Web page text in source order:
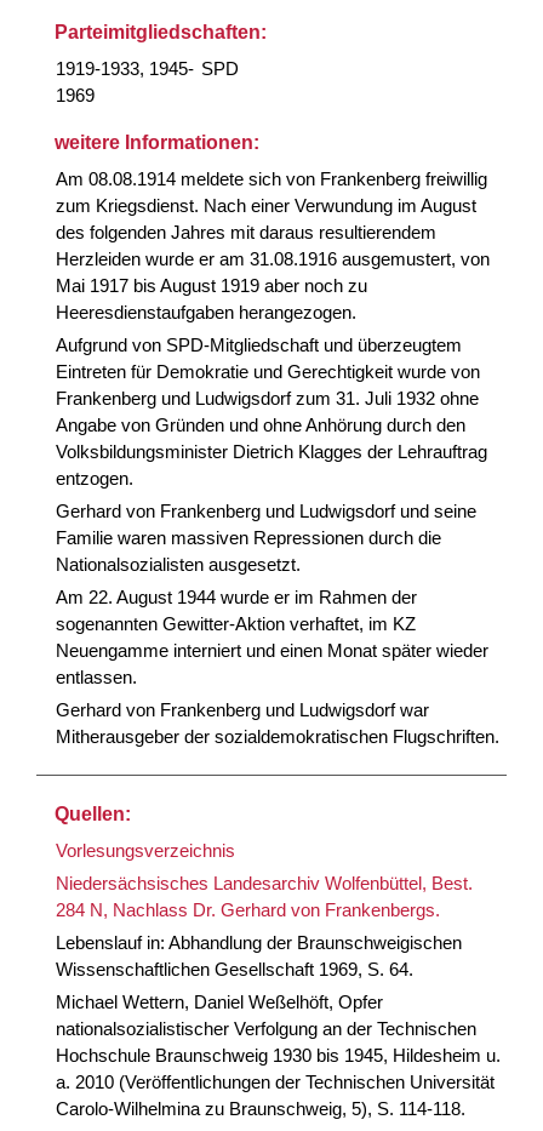
Parteimitgliedschaften:
1919-1933, 1945-
1969
SPD
weitere Informationen:
Am 08.08.1914 meldete sich von Frankenberg freiwillig
zum Kriegsdienst. Nach einer Verwundung im August
des folgenden Jahres mit daraus resultierendem
Herzleiden wurde er am 31.08.1916 ausgemustert, von
Mai 1917 bis August 1919 aber noch zu
Heeresdienstaufgaben herangezogen.
Aufgrund von SPD-Mitgliedschaft und überzeugtem
Eintreten für Demokratie und Gerechtigkeit wurde von
Frankenberg und Ludwigsdorf zum 31. Juli 1932 ohne
Angabe von Gründen und ohne Anhörung durch den
Volksbildungsminister Dietrich Klagges der Lehrauftrag
entzogen.
Gerhard von Frankenberg und Ludwigsdorf und seine
Familie waren massiven Repressionen durch die
Nationalsozialisten ausgesetzt.
Am 22. August 1944 wurde er im Rahmen der
sogenannten Gewitter-Aktion verhaftet, im KZ
Neuengamme interniert und einen Monat später wieder
entlassen.
Gerhard von Frankenberg und Ludwigsdorf war
Mitherausgeber der sozialdemokratischen Flugschriften.
Quellen:
Vorlesungsverzeichnis
Niedersächsisches Landesarchiv Wolfenbüttel, Best.
284 N, Nachlass Dr. Gerhard von Frankenbergs.
Lebenslauf in: Abhandlung der Braunschweigischen
Wissenschaftlichen Gesellschaft 1969, S. 64.
Michael Wettern, Daniel Weßelhöft, Opfer
nationalsozialistischer Verfolgung an der Technischen
Hochschule Braunschweig 1930 bis 1945, Hildesheim u.
a. 2010 (Veröffentlichungen der Technischen Universität
Carolo-Wilhelmina zu Braunschweig, 5), S. 114-118.